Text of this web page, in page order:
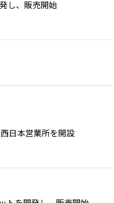
し、販売開始
日本営業所を開設